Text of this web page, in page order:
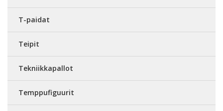
T-paidat
Teipit
Tekniikkapallot
Temppufiguurit